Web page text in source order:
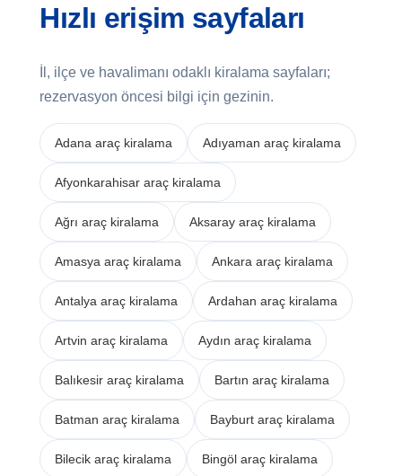
Hızlı erişim sayfaları
İl, ilçe ve havalimanı odaklı kiralama sayfaları;
rezervasyon öncesi bilgi için gezinin.
Adana araç kiralama Adıyaman araç kiralama
Afyonkarahisar araç kiralama
Ağrı araç kiralama Aksaray araç kiralama
Amasya araç kiralama Ankara araç kiralama
Antalya araç kiralama Ardahan araç kiralama
Artvin araç kiralama Aydın araç kiralama
Balıkesir araç kiralama Bartın araç kiralama
Batman araç kiralama Bayburt araç kiralama
Bilecik araç kiralama Bingöl araç kiralama